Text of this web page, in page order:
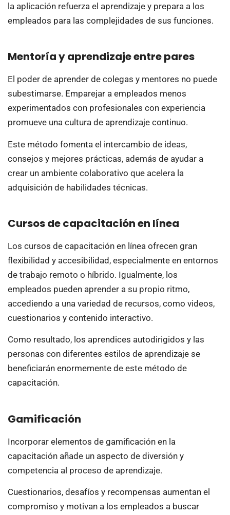
la aplicación refuerza el aprendizaje y prepara a los
empleados para las complejidades de sus funciones.
Mentoría y aprendizaje entre pares
El poder de aprender de colegas y mentores no puede
subestimarse. Emparejar a empleados menos
experimentados con profesionales con experiencia
promueve una cultura de aprendizaje continuo.
Este método fomenta el intercambio de ideas,
consejos y mejores prácticas, además de ayudar a
crear un ambiente colaborativo que acelera la
adquisición de habilidades técnicas.
Cursos de capacitación en línea
Los cursos de capacitación en línea ofrecen gran
flexibilidad y accesibilidad, especialmente en entornos
de trabajo remoto o híbrido. Igualmente, los
empleados pueden aprender a su propio ritmo,
accediendo a una variedad de recursos, como videos,
cuestionarios y contenido interactivo.
Como resultado, los aprendices autodirigidos y las
personas con diferentes estilos de aprendizaje se
beneficiarán enormemente de este método de
capacitación.
Gamificación
Incorporar elementos de gamificación en la
capacitación añade un aspecto de diversión y
competencia al proceso de aprendizaje.
Cuestionarios, desafíos y recompensas aumentan el
compromiso y motivan a los empleados a buscar